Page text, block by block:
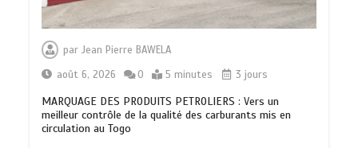
parJean Pierre BAWELA
août 6, 2026
0 5 minutes 3 jours
MARQUAGE DES PRODUITS PETROLIERS : Vers un
meilleur contrôle de la qualité des carburants mis en
circulation au Togo